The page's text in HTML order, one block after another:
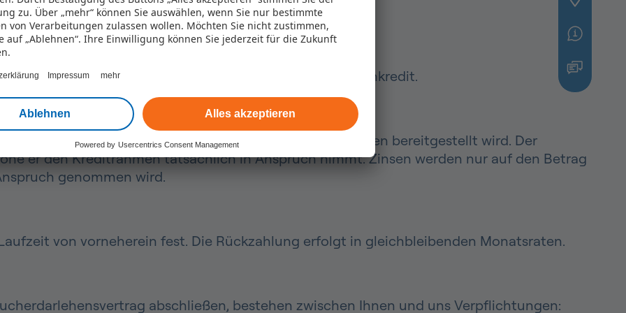
zu. Über „mehr“ können Sie auswählen, wenn Sie nur bestimmte
von Verarbeitungen zulassen wollen. Möchten Sie nicht zustimmen,
auf „Ablehnen“. Ihre Einwilligung können Sie jederzeit für die Zukunft
Impressum mehr
Ablehnen Alles akzeptieren
Powered by Usercentrics Consent Management
den Rahmenkredit oder den Ratenkredit.
ein bei Vertragsabschluss vereinbarter Kreditrahmen bereitgestellt wird. Der
er den Kreditrahmen tatsächlich in Anspruch nimmt. Zinsen werden nur auf den Betrag
genommen wird.
von vorneherein fest. Die Rückzahlung erfolgt in gleichbleibenden Monatsraten.
abschließen, bestehen zwischen Ihnen und uns Verpflichtungen: